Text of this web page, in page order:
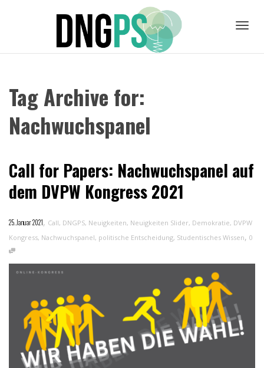
Tag Archive for:
Nachwuchspanel
Call for Papers: Nachwuchspanel auf
dem DVPW Kongress 2021
25. Januar 2021, Call, DNGPS, Neuigkeiten, Neuigkeiten Slider, Demokratie, DVPW
Kongress, Nachwuchspanel, politische Entscheidung, Studentisches Wissen, 0